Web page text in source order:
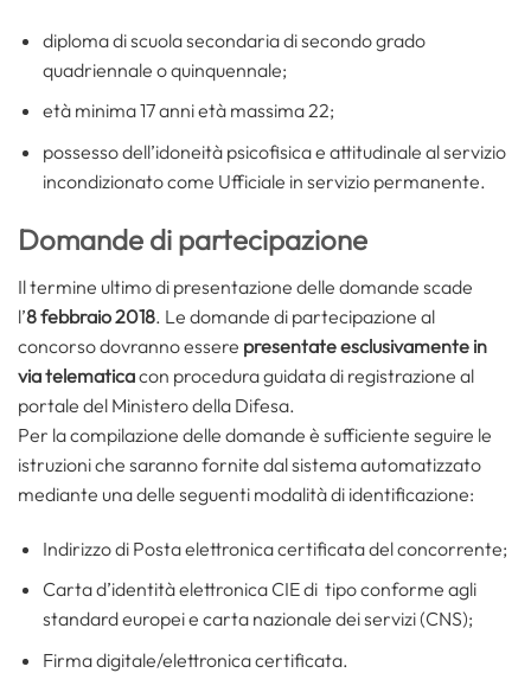
diploma di scuola secondaria di secondo grado
quadriennale o quinquennale;
età minima 17 anni età massima 22;
possesso dell’idoneità psicofisica e attitudinale al servizio
incondizionato come Ufficiale in servizio permanente.
Domande di partecipazione
Il termine ultimo di presentazione delle domande scade
l’8 febbraio 2018. Le domande di partecipazione al
concorso dovranno essere presentate esclusivamente in
via telematicacon procedura guidata di registrazione al
portale del Ministero della Difesa.
Per la compilazione delle domande è sufficiente seguire le
istruzioni che saranno fornite dal sistema automatizzato
mediante una delle seguenti modalità di identificazione:
Indirizzo di Posta elettronica certificata del concorrente;
Carta d’identità elettronica CIE di tipo conforme agli
standard europei e carta nazionale dei servizi (CNS);
Firma digitale/elettronica certificata.